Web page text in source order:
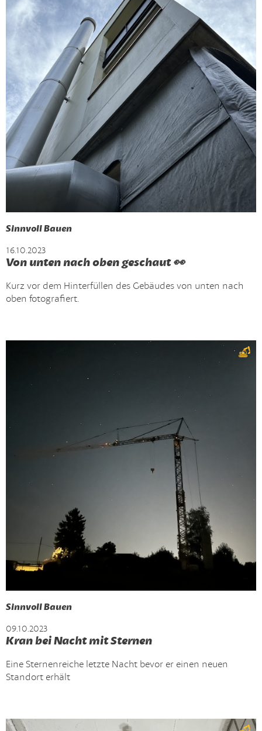
Sinnvoll Bauen
16.10.2023
Von unten nach oben geschaut 👀
Kurz vor dem Hinterfüllen des Gebäudes von unten nach
oben fotografiert.
Sinnvoll Bauen
09.10.2023
Kran bei Nacht mit Sternen
Eine Sternenreiche letzte Nacht bevor er einen neuen
Standort erhält